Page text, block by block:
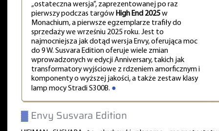
„ostateczna wersja”, zaprezentowanej po raz
pierwszy podczas targów High End 2025w
Monachium, a pierwsze egzemplarze trafiły do
sprzedaży we wrześniu 2025 roku. Jest to
najmocniejsza jak dotąd wersja Envy, oferująca moc
do 9 W. Susvara Edition oferuje wiele zmian
wprowadzonych w edycji Anniversary, takich jak
transformatory wyjściowe z rdzeniem amorficznym i
komponenty o wyższej jakości, a także zestaw klasy
lamp mocy Stradi S300B. ●
▓ Envy Susvara Edition